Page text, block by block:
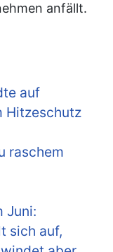
anfällt.
auf
Hitzeschutz
raschem
Juni:
sich auf,